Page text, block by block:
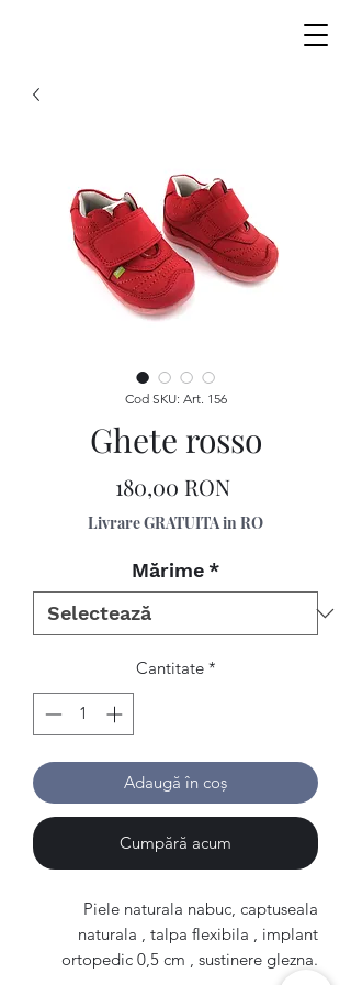
Cod SKU: Art. 156
Ghete rosso
180,00 RONPreț
Livrare GRATUITA in RO
Mărime *
Cantitate *
Adaugă în coș
Cumpără acum
Piele naturala nabuc, captuseala
naturala , talpa flexibila , implant
ortopedic 0,5 cm , sustinere glezna.